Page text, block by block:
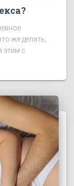
же делать,
этим с